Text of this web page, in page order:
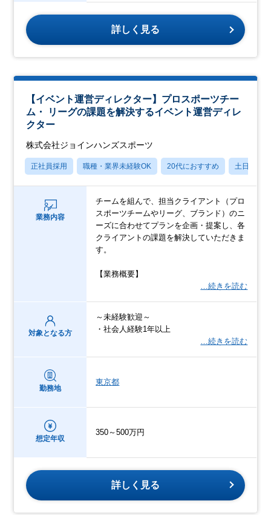
詳しく見る
【イベント運営ディレクター】プロスポーツチー
ム・ リーグの課題を解決するイベント運営ディレ
クター
株式会社ジョインハンズスポーツ
正社員採用 職種・業界未経験OK 20代におすすめ 土日祝休み
業務内容
チームを組んで、担当クライアント（プロ
スポーツチームやリーグ、ブランド）のニ
ーズに合わせてプランを企画・提案し、各
クライアントの課題を解決していただきま
す。
【業務概要】
…続きを読む
対象となる方
～未経験歓迎～
・社会人経験1年以上
…続きを読む
勤務地
東京都
想定年収
350～500万円
詳しく見る